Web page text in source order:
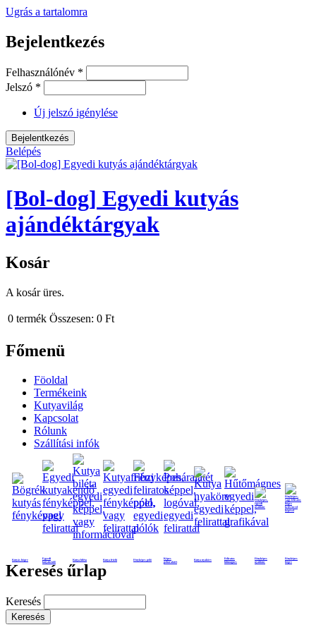
Ugrás a tartalomra
Bejelentkezés
Felhasználónév *
Jelszó *
Új jelszó igénylése
Belépés
[Bol-dog] Egyedi kutyás
ajándéktárgyak
Kosár
A kosár üres.
0 termék Összesen: 0 Ft
Főmenü
Föoldal
Termékeink
Kutyavilág
Kapcsolat
Rólunk
Szállítási infók
Kutyás bögre
Egyedi
kutyakendő
Kutya biléta Kutya frizbi Fényképes póló
Képes
poháralátét
Kutya nyakörv
Feliratos
hűtmágnes
Fényképes
nyaklánc
Fényképes
bögre
Keresés űrlap
Keresés